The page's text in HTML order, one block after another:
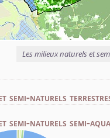
Les milieux naturels et
semi-naturels
naturels semi-